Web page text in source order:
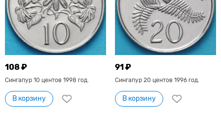
108 ₽
Сингапур 10 центов 1998 год.
В корзину
91 ₽
Сингапур 20 центов 1996 год.
В корзину